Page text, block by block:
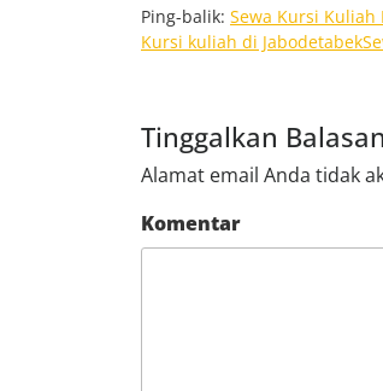
Ping-balik: Sewa Kursi Kuliah
Kursi kuliah di
Tinggalkan Balasan
Alamat email Anda tidak
Komentar